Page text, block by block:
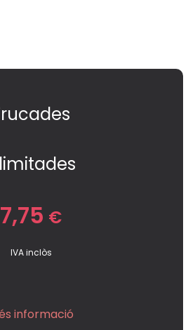
7,75 €
IVA inclòs
informació